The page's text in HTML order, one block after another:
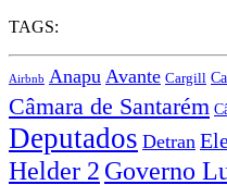
TAGS:
Airbnb Anapu Avante Cargill
Câmara de Santarém
Deputados Detran
Helder 2 Governo